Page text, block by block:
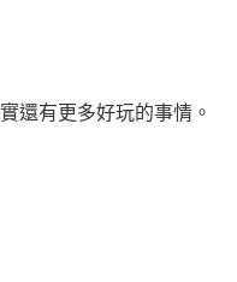
還有更多好玩的事情。